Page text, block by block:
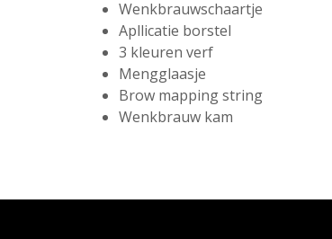
Wenkbrauwschaartje
Apllicatie borstel
3 kleuren verf
Mengglaasje
Brow mapping string
Wenkbrauw kam